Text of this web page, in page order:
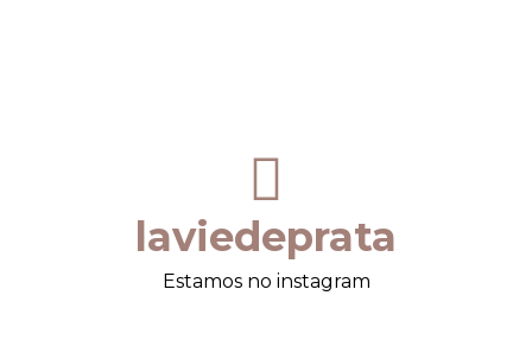
laviedeprata
Estamos no instagram